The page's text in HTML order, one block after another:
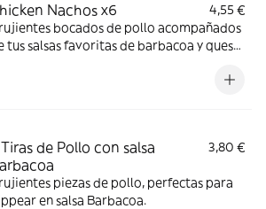
Nachos x6
4,55 €
bocados de pollo acompañados
tus salsas favoritas de barbacoa y queso
de Pollo con salsa
3,80 €
piezas de pollo, perfectas para
en salsa Barbacoa.